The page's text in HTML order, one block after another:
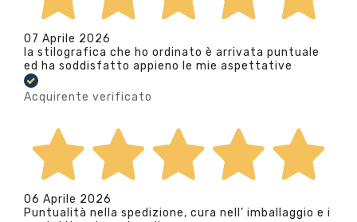
07 Aprile 2026
la stilografica che ho ordinato è arrivata puntuale
ed ha soddisfatto appieno le mie aspettative
Acquirente verificato
06 Aprile 2026
Puntualità nella spedizione, cura nell’ imballaggio e i